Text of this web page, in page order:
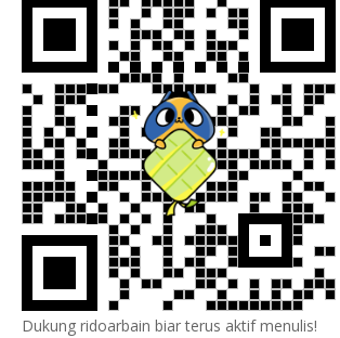
Dukung ridoarbain biar terus aktif menulis!